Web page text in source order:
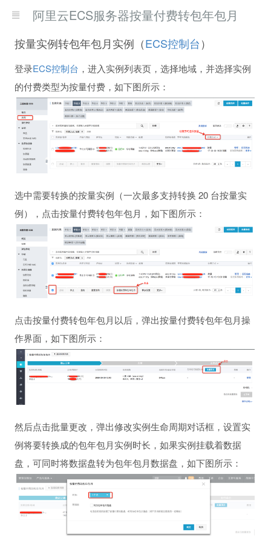
阿里云ECS服务器按量付费转包年包月
按量实例转包年包月实例（ECS控制台）
登录ECS控制台 ，进入实例列表页，选择地域，并选择实例
的付费类型为按量付费，如下图所示：
选中需要转换的按量实例（一次最多支持转换 20 台按量实
例），点击按量付费转包年包月，如下图所示：
点击按量付费转包年包月以后，弹出按量付费转包年包月操
作界面，如下图所示：
然后点击批量更改，弹出修改实例生命周期对话框，设置实
例将要转换成的包年包月实例时长，如果实例挂载着数据
盘，可同时将数据盘转为包年包月数据盘，如下图所示：